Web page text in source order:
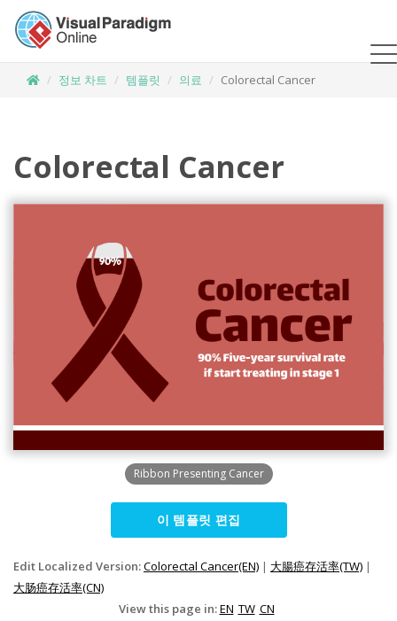
정보 차트 템플릿 의료 Colorectal Cancer
Colorectal Cancer
Ribbon Presenting Cancer
이 템플릿 편집
Edit Localized Version:Colorectal Cancer(EN) | 大腸癌存活率(TW) |
大肠癌存活率(CN)
View this page in:EN TW CN